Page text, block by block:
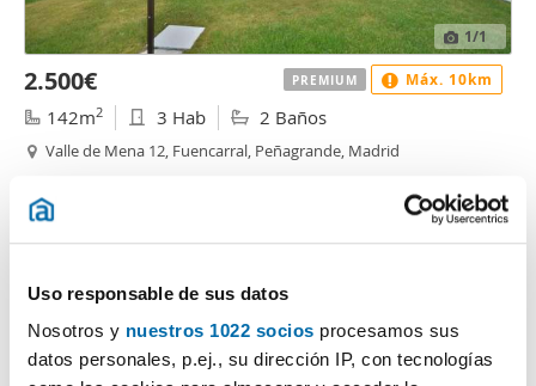
Uso responsable de sus datos
Nosotros y nuestros 1022 socios procesamos sus
datos personales, p.ej., su dirección IP, con tecnologías
1/1
2.500€
142m2 3 Hab 2 Baños
Valle de Mena 12, Fuencarral, Peñagrande, Madrid
Llamar
PREMIUM Máx. 10km